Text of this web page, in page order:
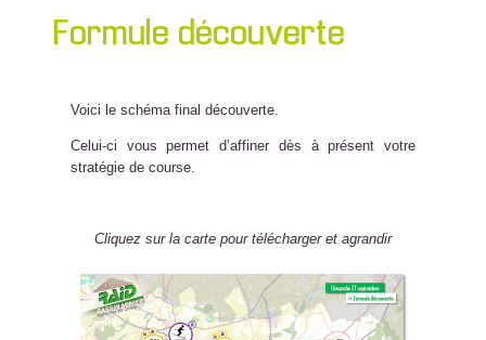
Formule découverte
Voici le schéma final découverte.
Celui-ci vous permet d’affiner dès à présent votre
stratégie de course.
Cliquez sur la carte pour télécharger et agrandir